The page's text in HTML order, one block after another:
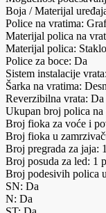
Boja / Materijal
Police na vratima:
Materijal polica na
Materijal polica: Staklo
Police za boce: Da
Sistem instalacije
Šarka na vratima:
Reverzibilna vrata: Da
Ukupan broj polica na
Broj fioka za voće i
Broj fioka u
Broj pregrada za jaja:
Broj posuda za led: 1
Broj podesivih polica
SN: Da
N: Da